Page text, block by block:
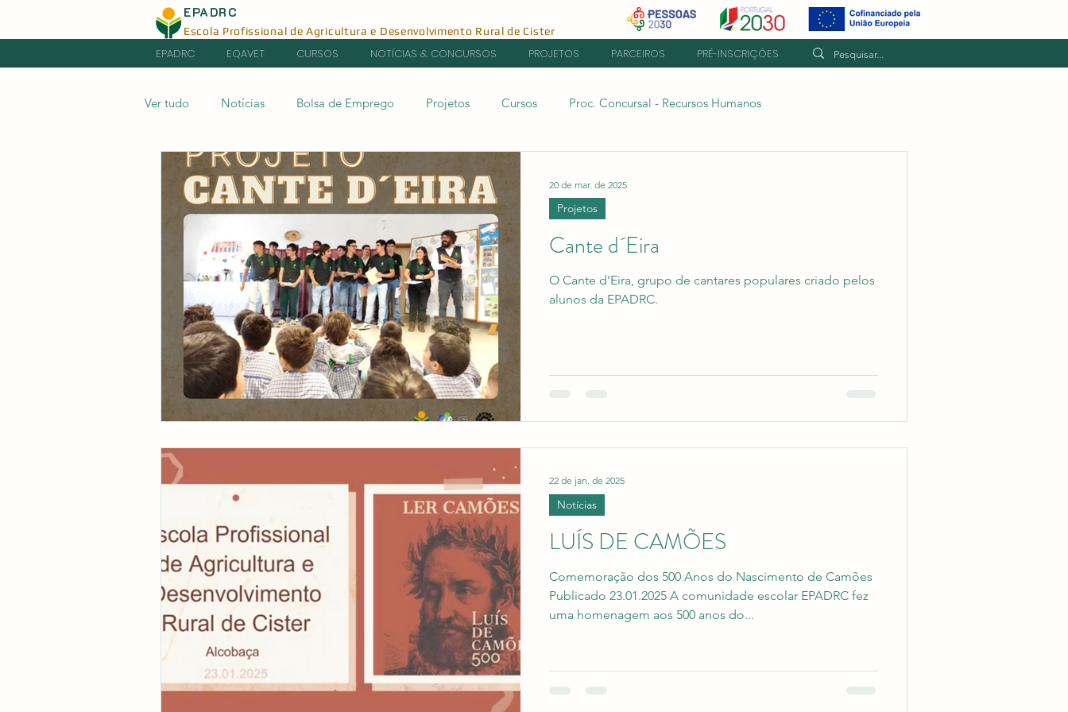
EPADRC
Escola Profissional de Agricultura e Desenvolvimento Rural de Cister
EPADRC EQAVET CURSOS NOTÍCIAS & CONCURSOS PROJETOS PARCEIROS PRÉ-INSCRIÇÕES
Ver tudo Notícias Bolsa de Emprego Projetos Cursos Proc. Concursal - Recursos Humanos
Cante d´Eira
O Cante d’Eira, grupo de cantares populares criado pelos
alunos da EPADRC.
Projetos
20 de mar. de 2025
LUÍS DE CAMÕES
Comemoração dos 500 Anos do Nascimento de Camões
Publicado 23.01.2025 A comunidade escolar EPADRC fez
uma homenagem aos 500 anos do...
Notícias
22 de jan. de 2025